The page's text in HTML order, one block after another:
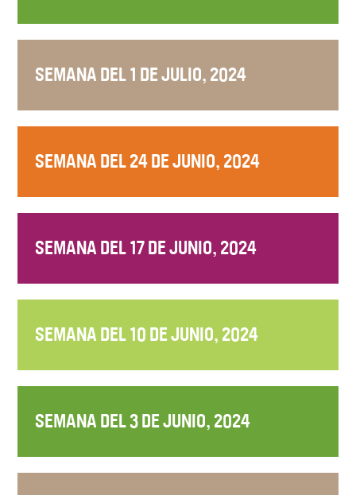
SEMANA DEL 1 DE JULIO, 2024
SEMANA DEL 24 DE JUNIO, 2024
SEMANA DEL 17 DE JUNIO, 2024
SEMANA DEL 10 DE JUNIO, 2024
SEMANA DEL 3 DE JUNIO, 2024